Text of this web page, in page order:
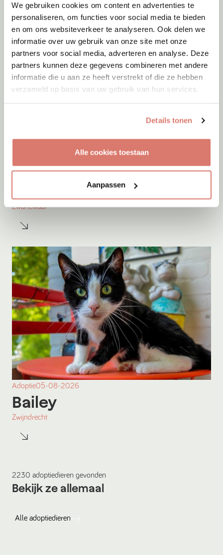
We gebruiken cookies om content en advertenties te
personaliseren, om functies voor social media te bieden
en om ons websiteverkeer te analyseren. Ook delen we
informatie over uw gebruik van onze site met onze
partners voor social media, adverteren en analyse. Deze
partners kunnen deze gegevens combineren met andere
informatie die u aan ze heeft verstrekt of die ze hebben
verzameld op basis van uw gebruik van hun services.
Details tonen
Alle cookies toestaan
Aanpassen
Zwartewaal
Adoptie05-08-2026
Bailey
Zwijndrecht
2230 adoptiedieren gevonden
Bekijk ze allemaal
Alle adoptiedieren